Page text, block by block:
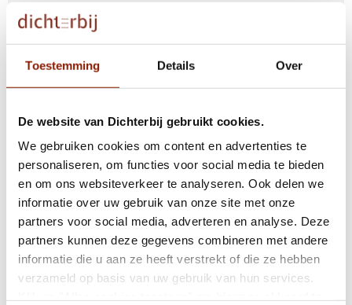
Toestemming Details Over
De website van Dichterbij gebruikt cookies.
We gebruiken cookies om content en advertenties te
personaliseren, om functies voor social media te bieden
en om ons websiteverkeer te analyseren. Ook delen we
informatie over uw gebruik van onze site met onze
partners voor social media, adverteren en analyse. Deze
partners kunnen deze gegevens combineren met andere
informatie die u aan ze heeft verstrekt of die ze hebben
verzameld op basis van uw gebruik van hun services.
Loes en begeleidster Rianne presenteren
Brandveiligheidsspel
Dichterbij
Bijzonder interview met Hetty: "mijn broer
Hans is het beste dat mij is overkomen'
'Water aan de lippen'